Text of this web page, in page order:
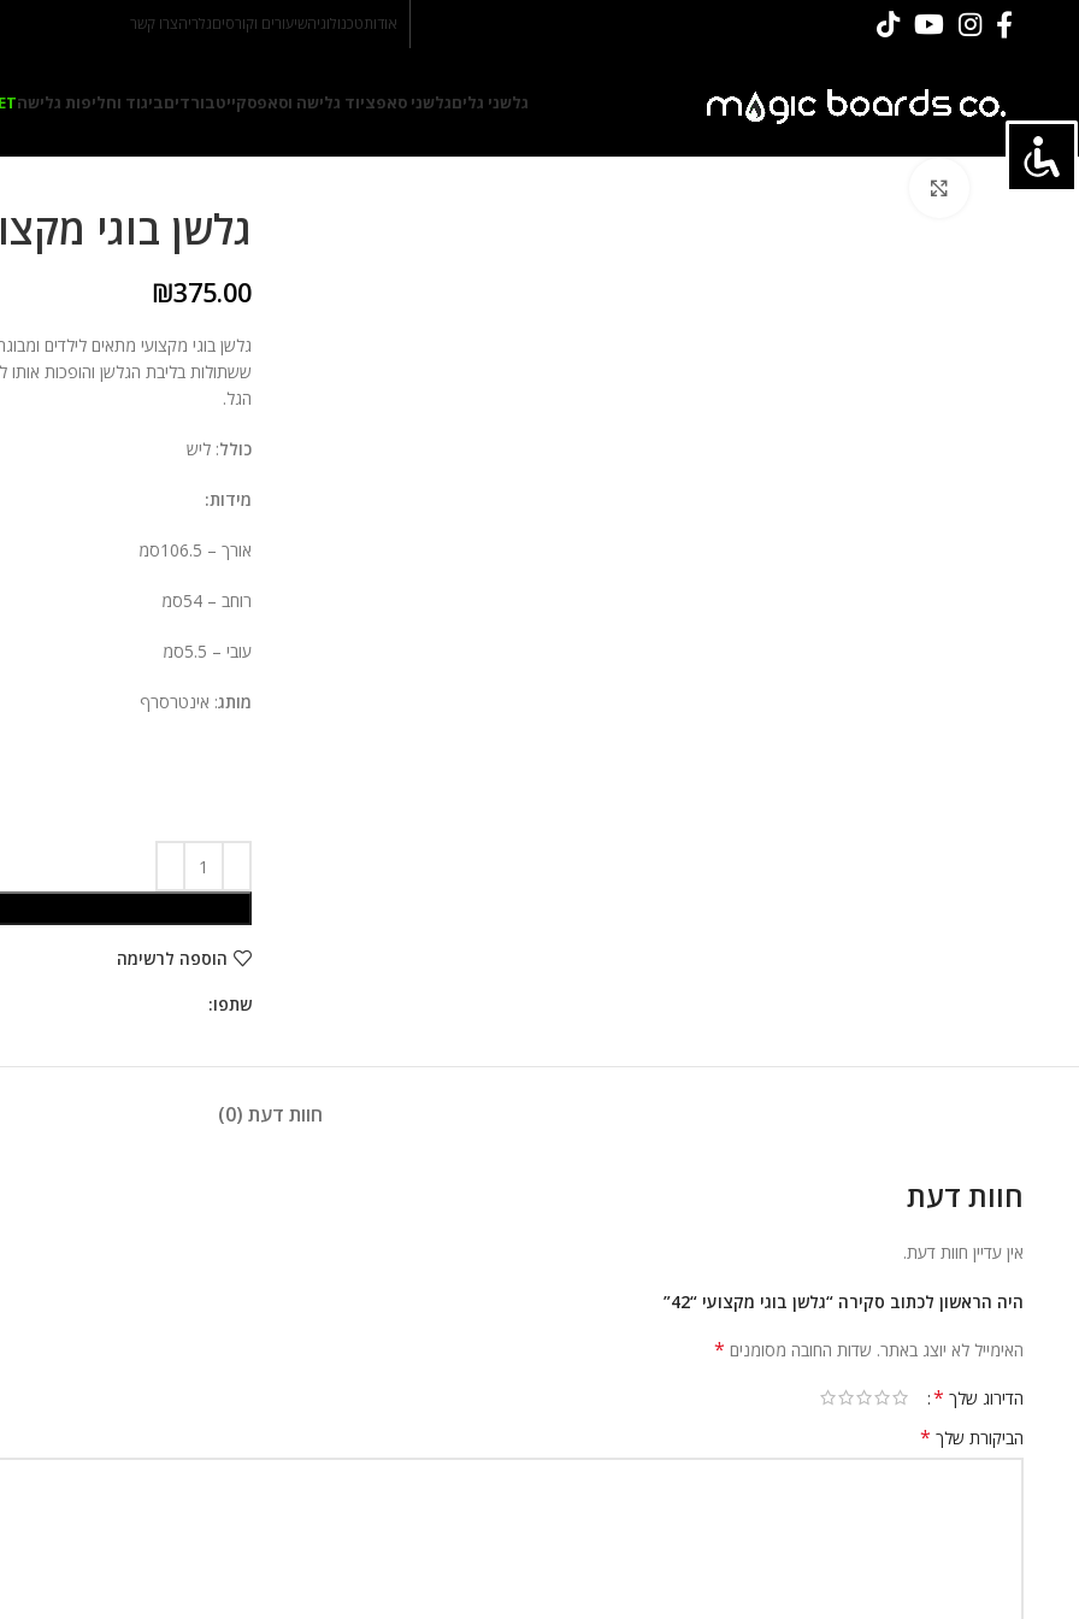
אודותטכנולוגיהשיעורים וקורסיםגלריהצרו קשר
גלשני גליםגלשני סאפציוד גלישה וסאפסקייטבורדיםביגוד וחליפות גלישה
גלשן בוגי
₪375.00
ששתולות בליבת הגלשן והופכות אותו
הגל.
כולל: ליש
מידות:
אורך – 106.5סמ
רוחב – 54סמ
עובי – 5.5סמ
מותג: אינטרסרף
הוספה לרשימה
שתפו:
חוות דעת (0)
חוות דעת
אין עדיין חוות דעת.
היה הראשון לכתוב סקירה “גלשן בוגי מקצועי “42”
האימייל לא יוצג באתר. שדות החובה מסומנים *
הדירוג שלך *
הביקורת שלך *